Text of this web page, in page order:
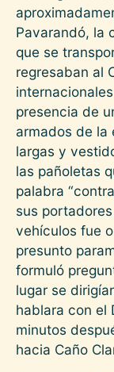
Pavarandó, la
que se
regresaban al
presencia de
armados de la
largas y
las pañoletas
palabra
sus
vehículos fue
presunto
formuló
lugar se
hablara con el
minutos
hacia Caño